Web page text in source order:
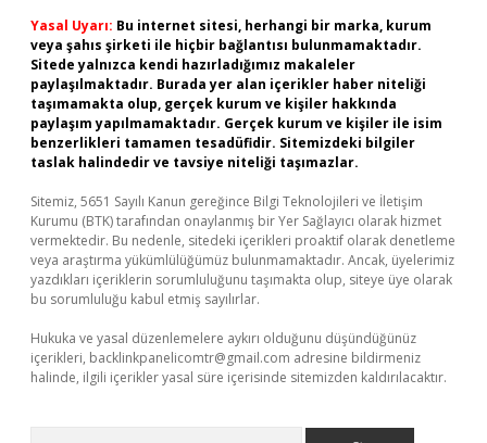
Yasal Uyarı: Bu internet sitesi, herhangi bir marka, kurum
veya şahıs şirketi ile hiçbir bağlantısı bulunmamaktadır.
Sitede yalnızca kendi hazırladığımız makaleler
paylaşılmaktadır. Burada yer alan içerikler haber niteliği
taşımamakta olup, gerçek kurum ve kişiler hakkında
paylaşım yapılmamaktadır. Gerçek kurum ve kişiler ile isim
benzerlikleri tamamen tesadüfidir. Sitemizdeki bilgiler
taslak halindedir ve tavsiye niteliği taşımazlar.
Sitemiz, 5651 Sayılı Kanun gereğince Bilgi Teknolojileri ve İletişim
Kurumu (BTK) tarafından onaylanmış bir Yer Sağlayıcı olarak hizmet
vermektedir. Bu nedenle, sitedeki içerikleri proaktif olarak denetleme
veya araştırma yükümlülüğümüz bulunmamaktadır. Ancak, üyelerimiz
yazdıkları içeriklerin sorumluluğunu taşımakta olup, siteye üye olarak
bu sorumluluğu kabul etmiş sayılırlar.
Hukuka ve yasal düzenlemelere aykırı olduğunu düşündüğünüz
içerikleri, backlinkpanelicomtr@gmail.com adresine bildirmeniz
halinde, ilgili içerikler yasal süre içerisinde sitemizden kaldırılacaktır.